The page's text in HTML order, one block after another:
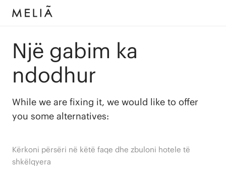
Një gabim ka
ndodhur
While we are fixing it, we would like to offer
you some alternatives:
Kërkoni përsëri në këtë faqe dhe zbuloni hotele të
shkëlqyera